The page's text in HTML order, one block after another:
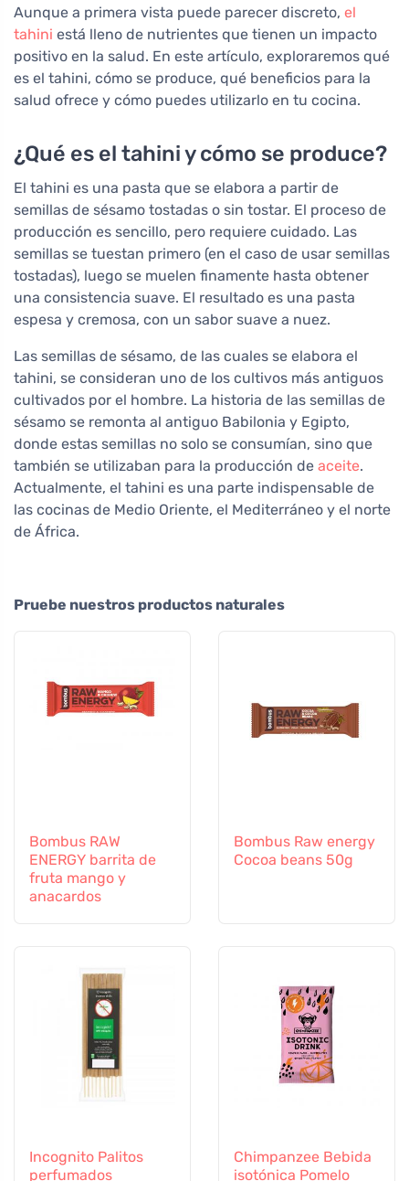
Aunque a primera vista puede parecer discreto, el
tahini está lleno de nutrientes que tienen un impacto
positivo en la salud. En este artículo, exploraremos qué
es el tahini, cómo se produce, qué beneficios para la
salud ofrece y cómo puedes utilizarlo en tu cocina.
¿Qué es el tahini y cómo se produce?
El tahini es una pasta que se elabora a partir de
semillas de sésamo tostadas o sin tostar. El proceso de
producción es sencillo, pero requiere cuidado. Las
semillas se tuestan primero (en el caso de usar semillas
tostadas), luego se muelen finamente hasta obtener
una consistencia suave. El resultado es una pasta
espesa y cremosa, con un sabor suave a nuez.
Las semillas de sésamo, de las cuales se elabora el
tahini, se consideran uno de los cultivos más antiguos
cultivados por el hombre. La historia de las semillas de
sésamo se remonta al antiguo Babilonia y Egipto,
donde estas semillas no solo se consumían, sino que
también se utilizaban para la producción de aceite.
Actualmente, el tahini es una parte indispensable de
las cocinas de Medio Oriente, el Mediterráneo y el norte
de África.
Pruebe nuestros productos naturales
Bombus RAW
ENERGY barrita de
fruta mango y
anacardos
Bombus Raw energy
Cocoa beans 50g
Incognito Palitos
perfumados
Chimpanzee Bebida
isotónica Pomelo